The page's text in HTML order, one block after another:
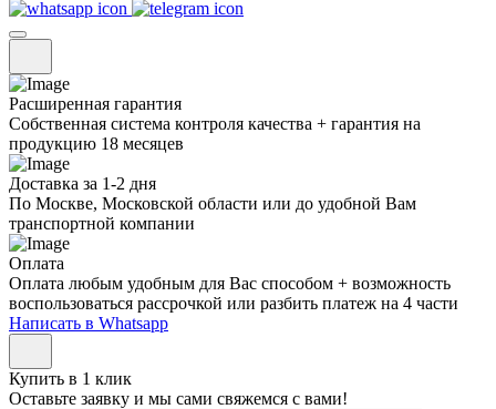
Расширенная гарантия
Собственная система контроля качества + гарантия на
продукцию 18 месяцев
Доставка за 1-2 дня
По Москве, Московской области или до удобной Вам
транспортной компании
Оплата
Оплата любым удобным для Вас способом + возможность
воспользоваться рассрочкой или разбить платеж на 4 части
Написать в Whatsapp
Купить в 1 клик
Оставьте заявку и мы сами свяжемся с вами!